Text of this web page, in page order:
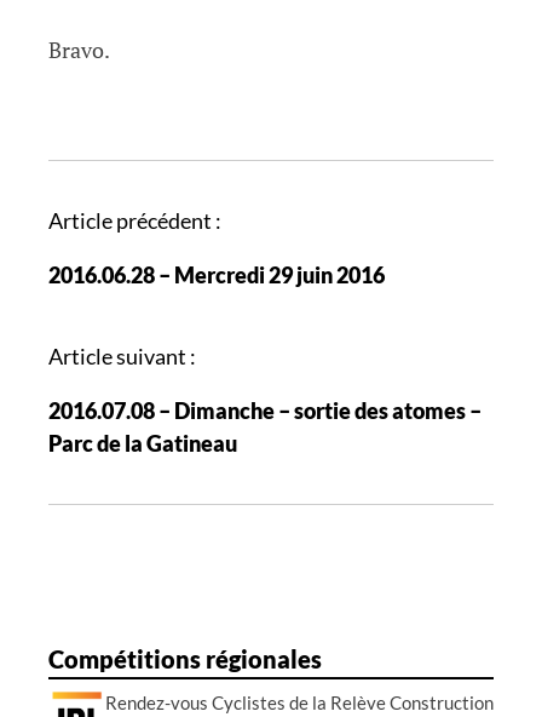
Bravo.
N
v
g
t
i
n
a
r
Article précédent :
2016.06.28 – Mercredi 29 juin 2016
Article suivant :
2016.07.08 – Dimanche – sortie des atomes –
Parc de la Gatineau
Compétitions régionales
Rendez-vous Cyclistes de la Relève Construction